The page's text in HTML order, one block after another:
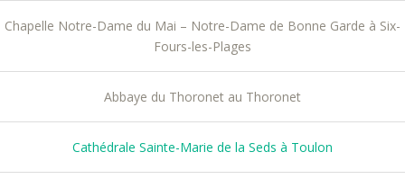
Chapelle Notre-Dame du Mai – Notre-Dame de Bonne Garde à Six-
Fours-les-Plages
Abbaye du Thoronet au Thoronet
Cathédrale Sainte-Marie de la Seds à Toulon